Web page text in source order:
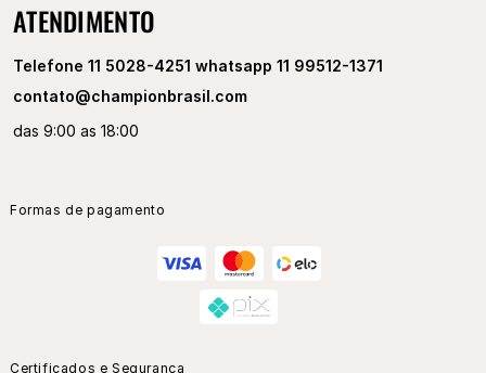
ATENDIMENTO
Telefone 11 5028-4251 whatsapp 11 99512-1371
contato@championbrasil.com
das 9:00 as 18:00
Formas de pagamento
Certificados e Segurança